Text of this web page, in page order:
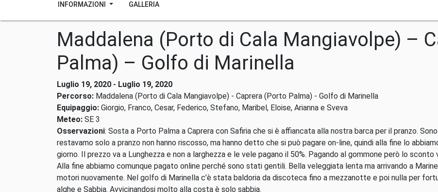
INFORMAZIONI GALLERIA
Maddalena (Porto di Cala Mangiavolpe) –
Palma) – Golfo di Marinella
Luglio 19, 2020 - Luglio 19, 2020
Percorso: Maddalena (Porto di Cala Mangiavolpe) - Caprera (Porto Palma) - Golfo di Marinella
Equipaggio: Giorgio, Franco, Cesar, Federico, Stefano, Maribel, Eloise, Arianna e Sveva
Meteo: SE 3
Osservazioni: Sosta a Porto Palma a Caprera con Safiria che si è affiancata alla nostra barca per il pranzo.
restavamo solo a pranzo non hanno riscosso, ma hanno detto che si può pagare on-line, quindi alla fine lo
giorno. Il prezzo va a Lunghezza e non a larghezza e le vele pagano il 50%. Pagando al gommone però lo sconto
Alla fine abbiamo comunque pagato online perché sono stati gentili. Bella veleggiata lenta ma arrivando a
motori nuovamente. Nel golfo di Marinella c’è stata baldoria da discoteca fino a mezzanotte e poi nulla per
alghe e Sabbia. Avvicinandosi molto alla costa è solo sabbia.